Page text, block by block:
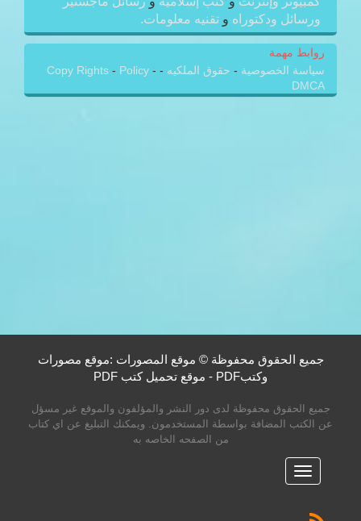
ورسائل ودكتوراه و تقنيه معلومات.
روابط مهمة
سياسة الخصوصية - حقوق الملكيه -
Copy Rights - Policy -
DMCA
جميع الحقوق محفوظة © موقع المصورات :موقع مصورات
وكتبPDF - موقع تحميل كتب PDF
جميع الحقوق محفوظة لدى دور النشر والمؤلفون والموقع غير مسؤل
عن الكتب المضافة بواسطة المستخدمون. ويمكنك التبليغ عن اي كتاب
من الصفحه الخاصه به
القائمه